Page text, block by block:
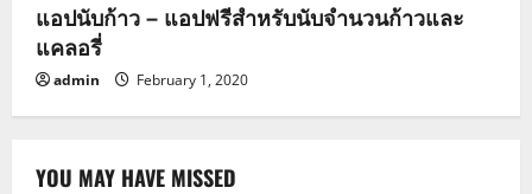
แอปนับก้าว – แอปฟรีสำหรับนับจำนวนก้าวและ
แคลอรี่
admin February 1, 2020
YOU MAY HAVE MISSED